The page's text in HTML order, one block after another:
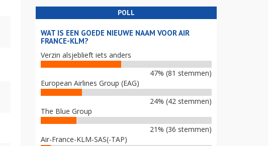
POLL
WAT IS EEN GOEDE NIEUWE NAAM VOOR AIR
FRANCE-KLM?
Verzin alsjeblieft iets anders
47% (81 stemmen)
European Airlines Group (EAG)
24% (42 stemmen)
The Blue Group
21% (36 stemmen)
Air-France-KLM-SAS(-TAP)